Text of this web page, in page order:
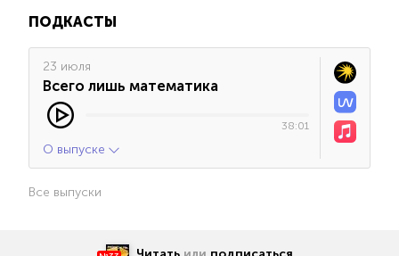
ПОДКАСТЫ
23 июля
Всего лишь математика
38:01
О выпуске
Все выпуски